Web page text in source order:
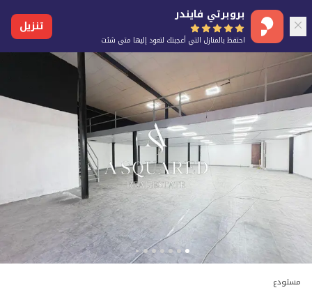
بروبرتي فايندر
احتفظ بالمنازل التي أعجبتك لتعود إليها متى شئت
تنزيل
مستودع